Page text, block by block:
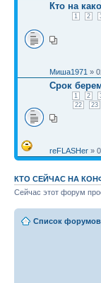
Кто на
1 2
Миша1971 »
Срок
1 2
22
23
reFLASHer »
КТО СЕЙЧАС НА
Сейчас этот форум
Список форумов